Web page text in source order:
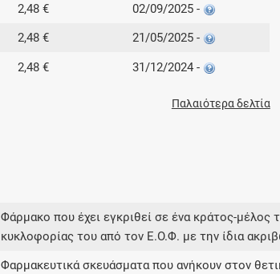
2,48 € 02/09/2025 -
2,48 € 21/05/2025 -
2,48 € 31/12/2024 -
Παλαιότερα δελτία
Φάρμακο που έχει εγκριθεί σε ένα κράτος-μέλος
κυκλοφορίας του από τον Ε.Ο.Φ. με την ίδια
Φαρμακευτικά σκευάσματα που ανήκουν στον